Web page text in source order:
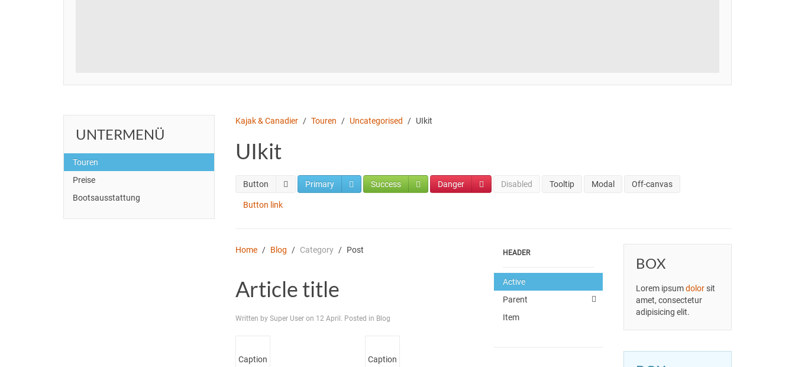
Kajak & Canadier Touren Uncategorised UIkit
UIkit
Button Primary Success Danger Disabled Tooltip Modal Off-canvas
Button link
Home Blog Category Post
Article title
Written by Super User on 12 April. Posted in Blog
Caption Caption
HEADER
Active
Parent
Item
BOX
Lorem ipsumdolorsit
amet, consectetur
adipisicing elit.
UNTERMENÜ
Touren
Preise
Bootsausstattung